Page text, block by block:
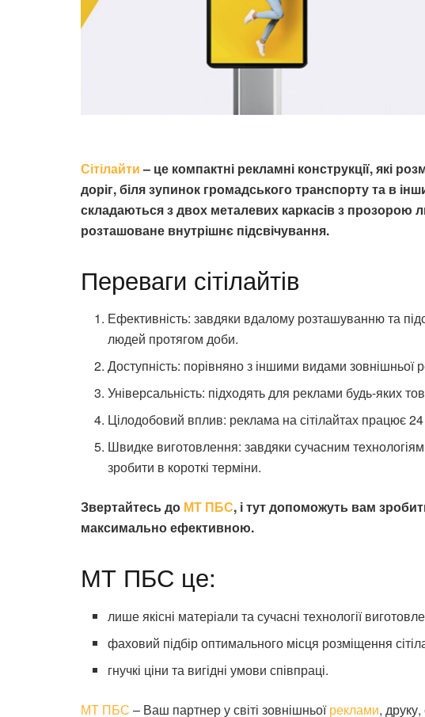
Сітілайти– це компактні рекламні конструкції, які
доріг, біля зупинок громадського транспорту та в
складаються з двох металевих каркасів з
розташоване внутрішнє підсвічування.
Переваги сітілайтів
Ефективність: завдяки вдалому розташуванню та
людей протягом доби.
Доступність: порівняно з іншими видами зовнішньої
Універсальність: підходять для реклами будь-яких
Цілодобовий вплив: реклама на сітілайтах працює
Швидке виготовлення: завдяки сучасним
зробити в короткі терміни.
Звертайтесь до МТ ПБС, і тут допоможуть вам
максимально ефективною.
МТ ПБС це:
лише якісні матеріали та сучасні технології
фаховий підбір оптимального місця розміщення
гнучкі ціни та вигідні умови співпраці.
МТ ПБС – Ваш партнер у світі зовнішньоїреклами, друку,